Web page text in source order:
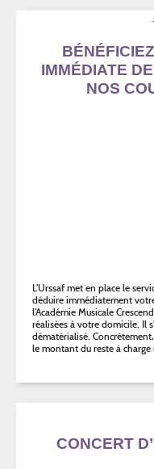
IMMÉDIATE
NOS
L’Urssaf met en place le
déduire immédiatement
l’Académie Musicale
réalisées à votre domicile. Il
dématérialisé. Concrètement,
le montant du reste à
CONCERT